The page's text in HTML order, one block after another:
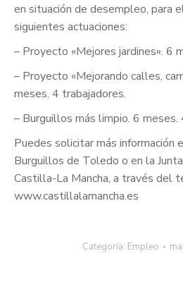
en situación de desempleo, para
siguientes actuaciones:
– Proyecto «Mejores jardines». 6
– Proyecto «Mejorando calles,
meses. 4 trabajadores.
– Burguillos más limpio. 6 meses.
Puedes solicitar más información
Burguillos de Toledo o en la
Castilla-La Mancha, a través del
www.castillalamancha.es
Categoría: Empleo